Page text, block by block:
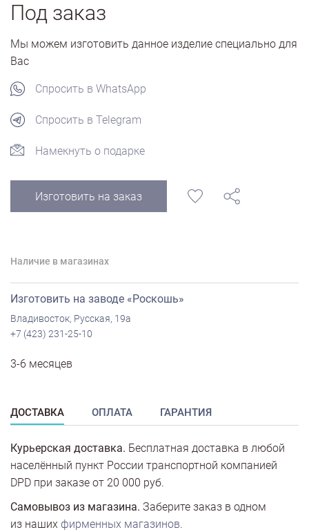
Под заказ
Мы можем изготовить данное изделие специально для
Вас
Спросить в WhatsApp
Спросить в Telegram
Намекнуть о подарке
Изготовить на заказ
Наличие в магазинах
Изготовить на заводе «Роскошь»
Владивосток, Русская, 19а
+7 (423) 231-25-10
3-6 месяцев
ДОСТАВКА ОПЛАТА ГАРАНТИЯ
Курьерская доставка. Бесплатная доставка в любой
населённый пункт России транспортной компанией
DPD при заказе от 20 000 руб.
Самовывоз из магазина. Заберите заказ в одном
из наших фирменных магазинов.